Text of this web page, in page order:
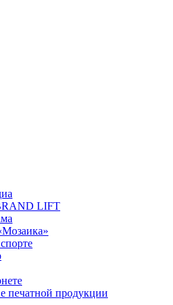
LIFT
печатной продукции